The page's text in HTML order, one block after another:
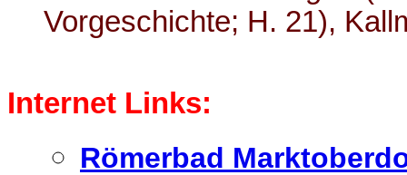
Vorgeschichte; H. 21),
Internet Links:
Römerbad